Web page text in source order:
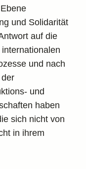
und Solidarität
auf die
und nach
und
haben
sich nicht von
in ihrem